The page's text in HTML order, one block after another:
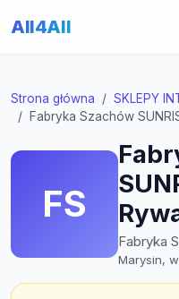
All4All
Strona główna SKLEPY
Fabryka Szachów
FS
Fabryka
Marysin,